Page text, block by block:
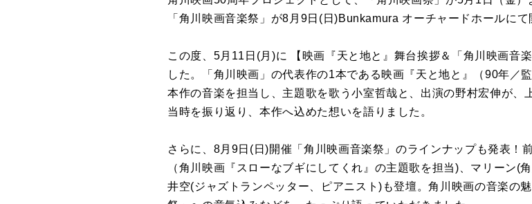
「角川映画音楽祭」が8月9日(日)Bunkamura オーチャードホールにて
この度、5月11日(月)に 【映画『天と地と』舞台挨拶＆「角川映画音
した。「角川映画」の代表作の1本である映画『天と地と』（90年／
本作の音楽を担当し、主題歌を歌う小室哲哉と、出演の野村宏伸が、
当時を振り返り、本作へ込めた想いを語りました。
さらに、8月9日(日)開催「角川映画音楽祭」のラインナップも発表！
（角川映画『スローなブギにしてくれ』の主題歌を担当)、マリーン(
井空(ジャズトランペッター、ピアニスト)も登壇。角川映画の音楽の